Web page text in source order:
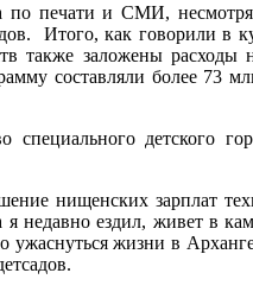
по печати и СМИ,
Итого, как говорили в
также заложены расходы
составляли более 73
детского
нищенских зарплат
недавно ездил, живет в
ужаснуться жизни в